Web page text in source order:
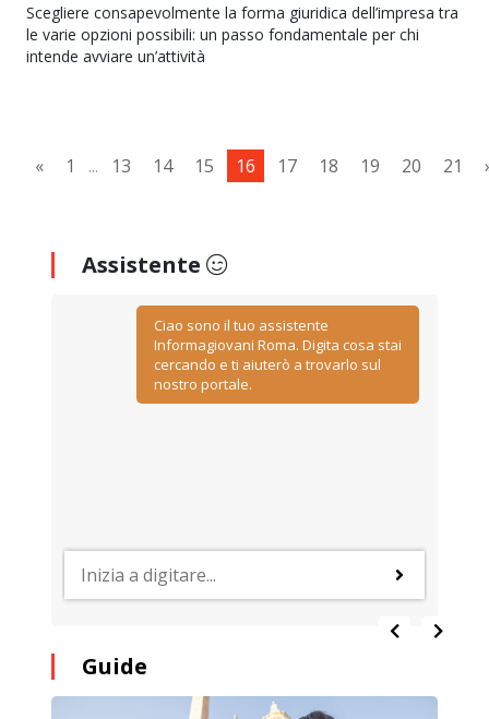
Scegliere consapevolmente la forma giuridica dell’impresa tra
le varie opzioni possibili: un passo fondamentale per chi
intende avviare un’attività
« 1 ... 13 14 15 16 17 18 19 20 21
Assistente
Ciao sono il tuo assistente
Informagiovani Roma. Digita cosa stai
cercando e ti aiuterò a trovarlo sul
nostro portale.
Guide